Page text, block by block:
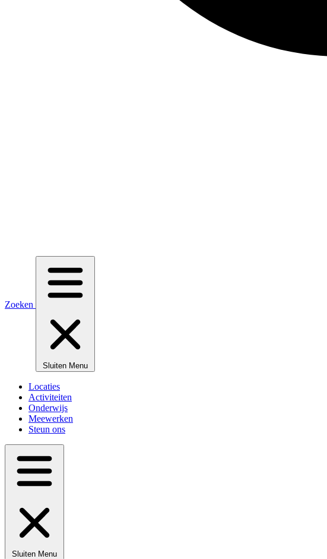
Zoeken
Sluiten Menu
Locaties
Activiteiten
Onderwijs
Meewerken
Steun ons
Sluiten Menu